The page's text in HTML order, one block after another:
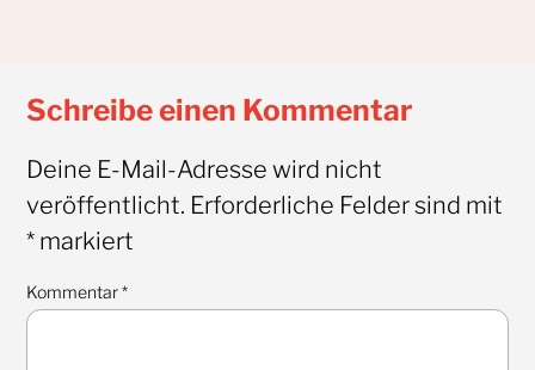
Schreibe einen Kommentar
Deine E-Mail-Adresse wird nicht
veröffentlicht. Erforderliche Felder sind mit
*markiert
Kommentar*